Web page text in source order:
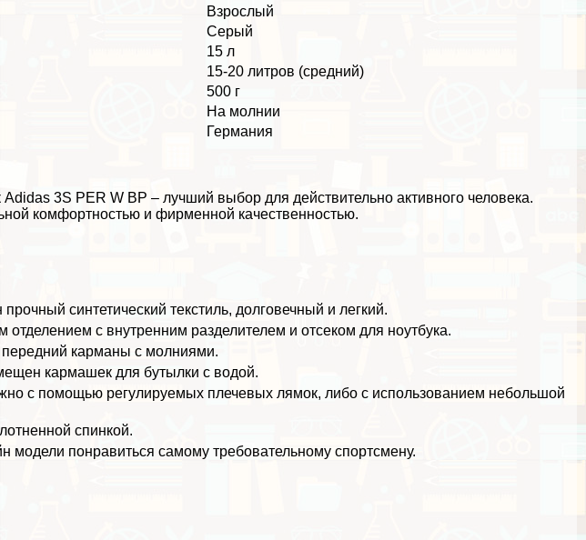
Взрослый
Серый
15 л
15-20 литров (средний)
500 г
На молнии
Германия
3S PER W BP – лучший выбор для действительно активного человека.
комфортностью и фирменной качественностью.
синтетический текстиль, долговечный и легкий.
отделением с внутренним разделителем и отсеком для ноутбука.
передний карманы с молниями.
кармашек для бутылки с водой.
с помощью регулируемых плечевых лямок, либо с использованием небольшой
спинкой.
понравиться самому требовательному спортсмену.